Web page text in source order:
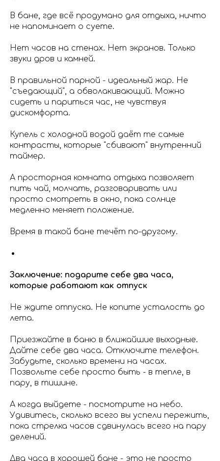
В бане, где всё продумано для отдыха, ничто
не напоминает о суете.
Нет часов на стенах. Нет экранов. Только
звуки дров и камней.
В правильной парной - идеальный жар. Не
"съедающий", а обволакивающий. Можно
сидеть и париться час, не чувствуя
дискомфорта.
Купель с холодной водой даёт те самые
контрасты, которые "сбивают" внутренний
таймер.
А просторная комната отдыха позволяет
пить чай, молчать, разговаривать или
просто смотреть в окно, пока солнце
медленно меняет положение.
Время в такой бане течёт по-другому.
Заключение: подарите себе два часа,
которые работают как отпуск
Не ждите отпуска. Не копите усталость до
лета.
Приезжайте в баню в ближайшие выходные.
Дайте себе два часа. Отключите телефон.
Забудьте, сколько времени на часах.
Позвольте себе просто быть - в тепле, в
пару, в тишине.
А когда выйдете - посмотрите на небо.
Удивитесь, сколько всего вы успели пережить,
пока стрелка часов сдвинулась всего на пару
делений.
Два часа в хорошей бане - это не просто